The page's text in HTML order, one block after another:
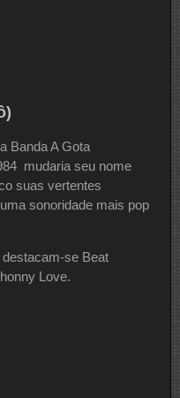
Banda A Gota
mudaria seu nome
suas vertentes
sonoridade mais pop
se Beat
Love.